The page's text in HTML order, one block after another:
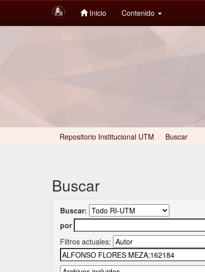
Inicio Contenido
Repositorio Institucional UTM / Buscar
Buscar
Buscar:
por
Filtros actuales: